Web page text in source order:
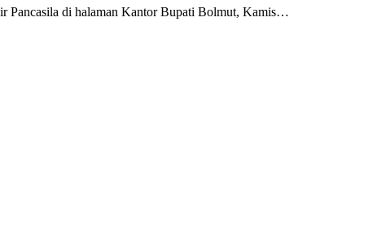
Pancasila di halaman Kantor Bupati Bolmut, Kamis…